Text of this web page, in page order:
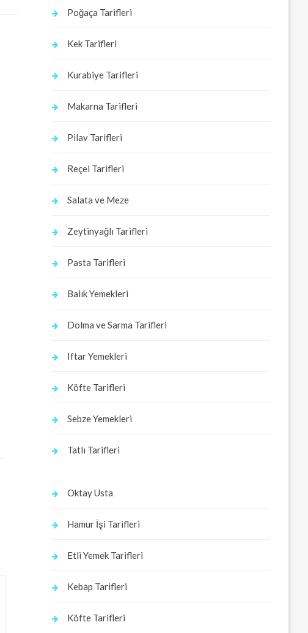
Poğaça Tarifleri
Kek Tarifleri
Kurabiye Tarifleri
Makarna Tarifleri
Pilav Tarifleri
Reçel Tarifleri
Salata ve Meze
Zeytinyağlı Tarifleri
Pasta Tarifleri
Balık Yemekleri
Dolma ve Sarma Tarifleri
Iftar Yemekleri
Köfte Tarifleri
Sebze Yemekleri
Tatlı Tarifleri
Oktay Usta
Hamur İşi Tarifleri
Etli Yemek Tarifleri
Kebap Tarifleri
Köfte Tarifleri